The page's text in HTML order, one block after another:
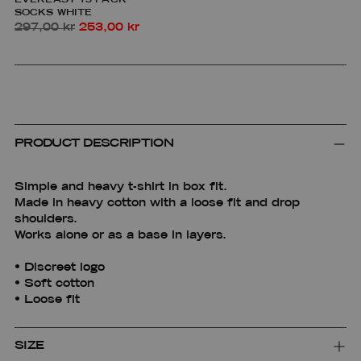
SOCKS WHITE
Regular
297,00 kr 253,00 kr
PRODUCT DESCRIPTION
Simple and heavy t-shirt in box fit.
Made in heavy cotton with a loose fit and drop
shoulders.
Works alone or as a base in layers.
• Discreet logo
• Soft cotton
• Loose fit
SIZE